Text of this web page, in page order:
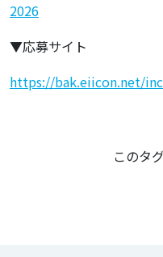
2026
▼応募サイト
https://bak.eiicon.net/
この記事のタ
このタ